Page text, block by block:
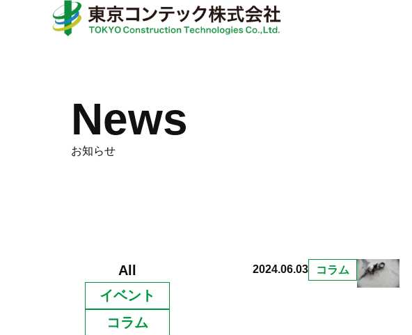
News
お知らせ
イベント
コラム
All 2024.06.03 コラム